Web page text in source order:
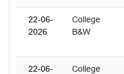
22-06-
2026
College
B&W
22-06-
College